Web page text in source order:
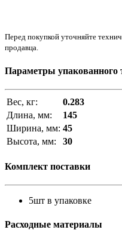
Перед покупкой уточняйте
продавца.
Параметры упакованного
Вес, кг:
0.283
Длина, мм:
145
Ширина, мм: 45
Высота, мм:
30
Комплект поставки
5шт в упаковке
Расходные материалы